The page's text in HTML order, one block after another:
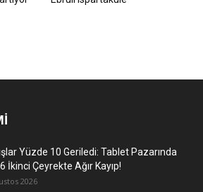
Yüzde 10 Geriledi: Tablet Pazarında
İkinci Çeyrekte Ağır Kayıp!
2026